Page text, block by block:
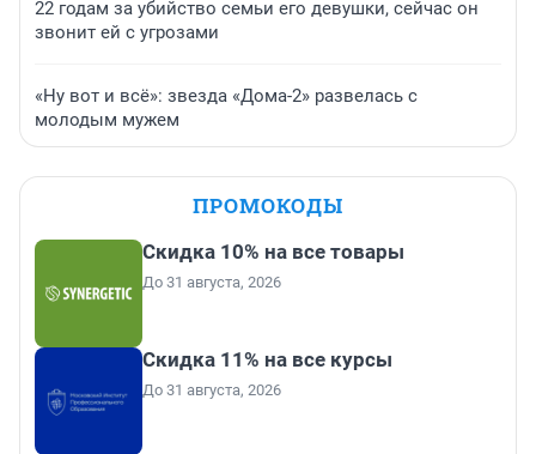
22 годам за убийство семьи его девушки, сейчас он
звонит ей с угрозами
«Ну вот и всё»: звезда «Дома-2» развелась с
молодым мужем
ПРОМОКОДЫ
Скидка 10% на все товары
До 31 августа, 2026
Скидка 11% на все курсы
До 31 августа, 2026